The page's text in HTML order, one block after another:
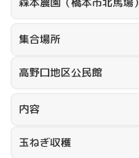
集合場所
高野口地区公民館
内容
玉ねぎ収穫